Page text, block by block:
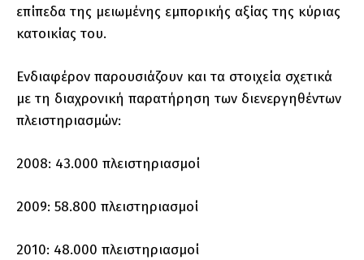
επίπεδα της μειωμένης εμπορικής αξίας της κύριας
κατοικίας του.
Ενδιαφέρον παρουσιάζουν και τα στοιχεία σχετικά
με τη διαχρονική παρατήρηση των διενεργηθέντων
πλειστηριασμών:
2008: 43.000 πλειστηριασμοί
2009: 58.800 πλειστηριασμοί
2010: 48.000 πλειστηριασμοί